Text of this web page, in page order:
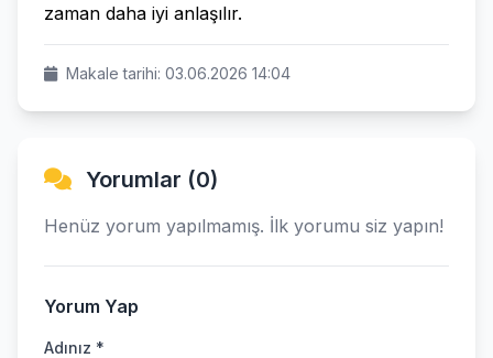
zaman daha iyi anlaşılır.
Makale tarihi: 03.06.2026 14:04
Yorumlar (0)
Henüz yorum yapılmamış. İlk yorumu siz yapın!
Yorum Yap
Adınız *